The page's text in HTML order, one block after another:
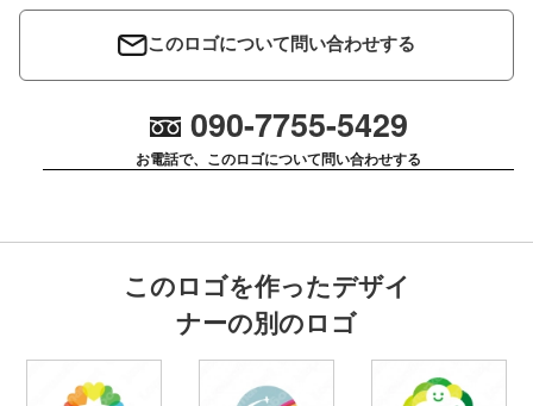
このロゴについて問い合わせする
090-7755-5429
お電話で、このロゴについて問い合わせする
このロゴを作ったデザイ
ナーの別のロゴ